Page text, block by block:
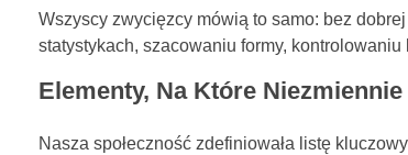
Wszyscy zwycięzcy mówią to samo: bez
statystykach, szacowaniu formy,
Elementy, Na Które Niezmiennie
Nasza społeczność zdefiniowała listę